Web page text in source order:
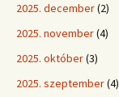
2025. december(2)
2025. november(4)
2025. október(3)
2025. szeptember(4)